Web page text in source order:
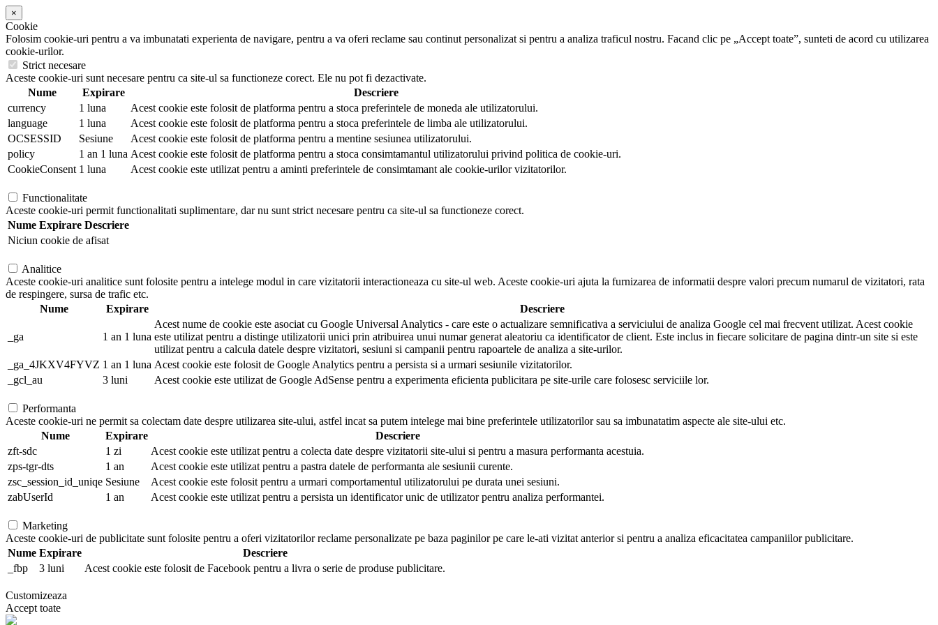
×
Cookie
Folosim cookie-uri pentru a va imbunatati experienta de navigare, pentru a va oferi reclame sau continut personalizat si pentru a analiza traficul nostru. Facand clic pe „Accept toate”, sunteti de acord cu utilizarea
cookie-urilor.
Strict necesare
Aceste cookie-uri sunt necesare pentru ca site-ul sa functioneze corect. Ele nu pot fi dezactivate.
Nume
Expirare
Descriere
currency
1 luna
Acest cookie este folosit de platforma pentru a stoca preferintele de moneda ale utilizatorului.
language
1 luna
Acest cookie este folosit de platforma pentru a stoca preferintele de limba ale utilizatorului.
OCSESSID
Sesiune
Acest cookie este folosit de platforma pentru a mentine sesiunea utilizatorului.
policy
1 an 1 luna Acest cookie este folosit de platforma pentru a stoca consimtamantul utilizatorului privind politica de cookie-uri.
CookieConsent 1 luna Acest cookie este utilizat pentru a aminti preferintele de consimtamant ale cookie-urilor vizitatorilor.
Functionalitate
Aceste cookie-uri permit functionalitati suplimentare, dar nu sunt strict necesare pentru ca site-ul sa functioneze corect.
Nume Expirare Descriere
Niciun cookie de afisat
Analitice
Aceste cookie-uri analitice sunt folosite pentru a intelege modul in care vizitatorii interactioneaza cu site-ul web. Aceste cookie-uri ajuta la furnizarea de informatii despre valori precum numarul de vizitatori, rata
de respingere, sursa de trafic etc.
Nume
Expirare Descriere
_ga 1 an 1 luna
Acest nume de cookie este asociat cu Google Universal Analytics - care este o actualizare semnificativa a serviciului de analiza Google cel mai frecvent utilizat. Acest cookie
este utilizat pentru a distinge utilizatorii unici prin atribuirea unui numar generat aleatoriu ca identificator de client. Este inclus in fiecare solicitare de pagina dintr-un site si este
utilizat pentru a calcula datele despre vizitatori, sesiuni si campanii pentru rapoartele de analiza a site-urilor.
_ga_4JKXV4FYVZ 1 an 1 luna Acest cookie este folosit de Google Analytics pentru a persista si a urmari sesiunile vizitatorilor.
_gcl_au
3 luni Acest cookie este utilizat de Google AdSense pentru a experimenta eficienta publicitara pe site-urile care folosesc serviciile lor.
Performanta
Aceste cookie-uri ne permit sa colectam date despre utilizarea site-ului, astfel incat sa putem intelege mai bine preferintele utilizatorilor sau sa imbunatatim aspecte ale site-ului etc.
Nume
Expirare
Descriere
zft-sdc
1 zi
Acest cookie este utilizat pentru a colecta date despre vizitatorii site-ului si pentru a masura performanta acestuia.
zps-tgr-dts
1 an
Acest cookie este utilizat pentru a pastra datele de performanta ale sesiunii curente.
zsc_session_id_uniqe Sesiune
Acest cookie este folosit pentru a urmari comportamentul utilizatorului pe durata unei sesiuni.
zabUserId
1 an Acest cookie este utilizat pentru a persista un identificator unic de utilizator pentru analiza performantei.
Marketing
Aceste cookie-uri de publicitate sunt folosite pentru a oferi vizitatorilor reclame personalizate pe baza paginilor pe care le-ati vizitat anterior si pentru a analiza eficacitatea campaniilor publicitare.
Nume Expirare
Descriere
_fbp
3 luni Acest cookie este folosit de Facebook pentru a livra o serie de produse publicitare.
Customizeaza
Accept toate